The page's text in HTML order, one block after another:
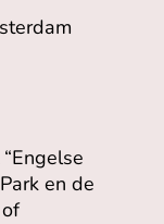
en de